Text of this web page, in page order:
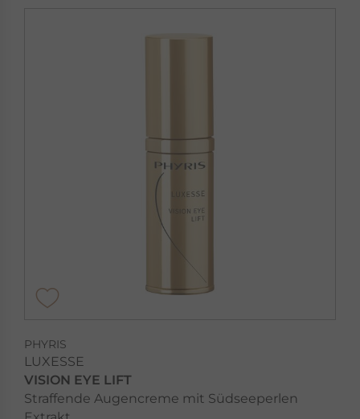
PHYRIS
LUXESSE
VISION EYE LIFT
Straffende Augencreme mit Südseeperlen